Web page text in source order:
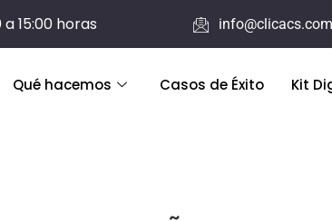
a 15:00 horas info@clicacs.com
Qué hacemos Casos de Éxito Kit